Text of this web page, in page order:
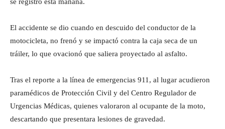
El accidente se dio cuando en descuido del conductor de la
motocicleta, no frenó y se impactó contra la caja seca de un
tráiler, lo que ovacionó que saliera proyectado al asfalto.
Tras el reporte a la línea de emergencias 911, al lugar acudieron
paramédicos de Protección Civil y del Centro Regulador de
Urgencias Médicas, quienes valoraron al ocupante de la moto,
descartando que presentara lesiones de gravedad.